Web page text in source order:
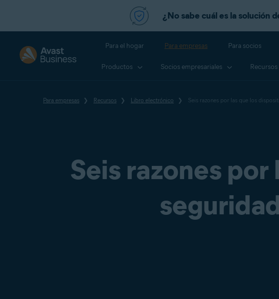
¿No sabe cuál es la solución
Para el hogar Para empresas Para socios
Productos Socios empresariales Recursos
Para empresas Recursos Libro electrónico Seis razones por las que los
Seis razones